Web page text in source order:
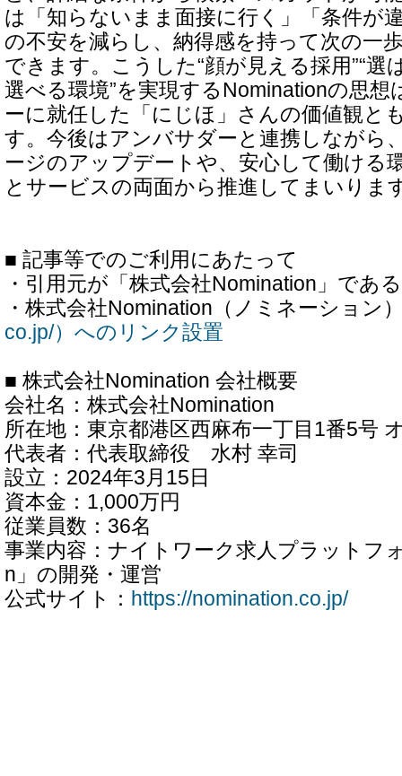
は「知らないまま面接に行く」「条件が
の不安を減らし、納得感を持って次の一
できます。こうした“顔が見える採用”“選
選べる環境”を実現するNominationの思想
ーに就任した「にじほ」さんの価値観と
す。今後はアンバサダーと連携しながら
ージのアップデートや、安心して働ける
とサービスの両面から推進してまいりま
■ 記事等でのご利用にあたって
・引用元が「株式会社Nomination」であ
・株式会社Nomination（ノミネーション
co.jp/）へのリンク設置
■ 株式会社Nomination 会社概要
会社名：株式会社Nomination
所在地：東京都港区西麻布一丁目1番5号
代表者：代表取締役 水村 幸司
設立：2024年3月15日
資本金：1,000万円
従業員数：36名
事業内容：ナイトワーク求人プラットフ
n」の開発・運営
公式サイト： https://nomination.co.jp/